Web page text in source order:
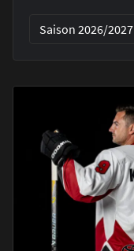
Saison 2026/2027